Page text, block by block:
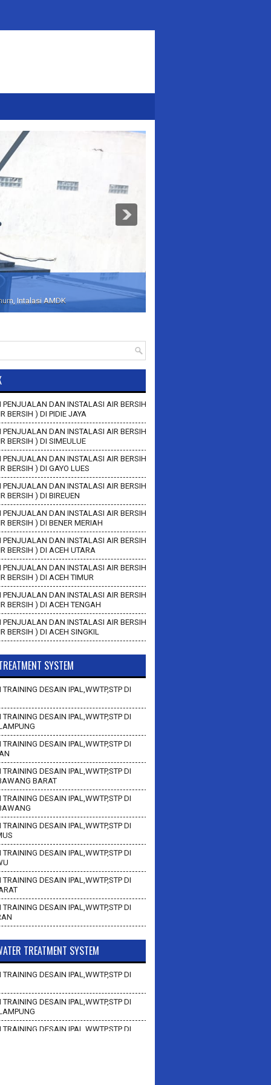
Intalasi AMDK
PENJUALAN DAN INSTALASI AIR BERSIH
BERSIH ) DI PIDIE JAYA
PENJUALAN DAN INSTALASI AIR BERSIH
BERSIH ) DI SIMEULUE
PENJUALAN DAN INSTALASI AIR BERSIH
BERSIH ) DI GAYO LUES
PENJUALAN DAN INSTALASI AIR BERSIH
BERSIH ) DI BIREUEN
PENJUALAN DAN INSTALASI AIR BERSIH
BERSIH ) DI BENER MERIAH
PENJUALAN DAN INSTALASI AIR BERSIH
BERSIH ) DI ACEH UTARA
PENJUALAN DAN INSTALASI AIR BERSIH
BERSIH ) DI ACEH TIMUR
PENJUALAN DAN INSTALASI AIR BERSIH
BERSIH ) DI ACEH TENGAH
PENJUALAN DAN INSTALASI AIR BERSIH
BERSIH ) DI ACEH SINGKIL
SYSTEM
TRAINING DESAIN IPAL,WWTP,STP DI
TRAINING DESAIN IPAL,WWTP,STP DI
TRAINING DESAIN IPAL,WWTP,STP DI
TRAINING DESAIN IPAL,WWTP,STP DI
BARAT
TRAINING DESAIN IPAL,WWTP,STP DI
TRAINING DESAIN IPAL,WWTP,STP DI
TRAINING DESAIN IPAL,WWTP,STP DI
TRAINING DESAIN IPAL,WWTP,STP DI
TRAINING DESAIN IPAL,WWTP,STP DI
TREATMENT SYSTEM
TRAINING DESAIN IPAL,WWTP,STP DI
TRAINING DESAIN IPAL,WWTP,STP DI
TRAINING DESAIN IPAL,WWTP,STP DI